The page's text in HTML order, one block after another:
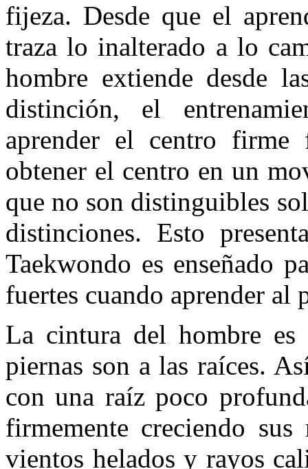
fijeza. Desde que el
traza lo inalterado a lo
hombre extiende desde
distinción, el
aprender el centro
obtener el centro en un
que no son distinguibles
distinciones. Esto
Taekwondo es enseñado
fuertes cuando aprender al
La cintura del hombre
piernas son a las raíces.
con una raíz poco
firmemente creciendo
vientos helados y rayos